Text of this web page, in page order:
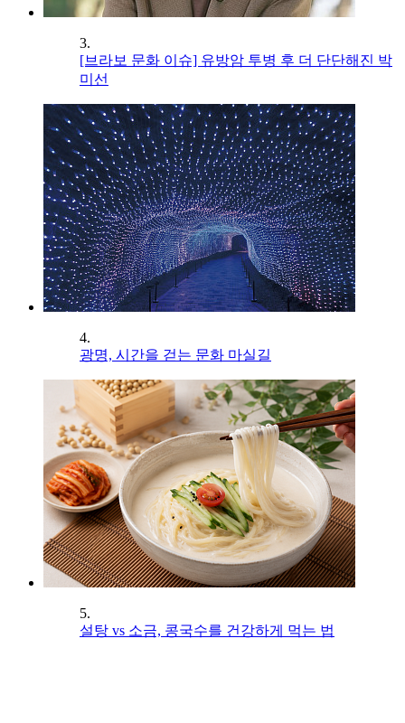
3.
[브라보 문화 이슈] 유방암 투병 후 더 단단해진 박
미선
4.
광명, 시간을 걷는 문화 마실길
5.
설탕 vs 소금, 콩국수를 건강하게 먹는 법